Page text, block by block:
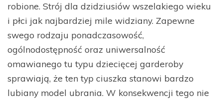
robione. Strój dla dzidziusiów wszelakiego wieku
i płci jak najbardziej mile widziany. Zapewne
swego rodzaju ponadczasowość,
ogólnodostępność oraz uniwersalność
omawianego tu typu dziecięcej garderoby
sprawiają, że ten typ ciuszka stanowi bardzo
lubiany model ubrania. W konsekwencji tego nie